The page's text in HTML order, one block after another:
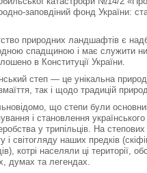
заповдіний фонд України:
природних ландшафтів є
спадщиною і має служити
в Конституції України.
степ — це унікальна
так і щодо традицій
що степи були
і становлення
у трипільців. На
і світогляду наших предків
котрі населяли ці території,
думах та легендах.